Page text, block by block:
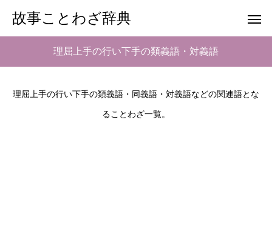
故事ことわざ辞典
理屈上手の行い下手の類義語・対義語
理屈上手の行い下手の類義語・同義語・対義語などの関連語とな
ることわざ一覧。